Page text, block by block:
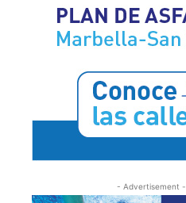
- Advertisement -